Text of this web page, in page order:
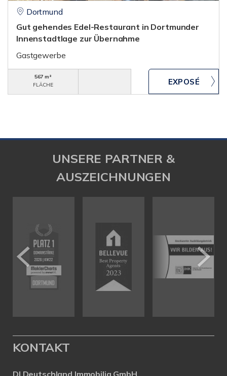
Dortmund
Gut gehendes Edel-Restaurant in Dortmunder
Innenstadtlage zur Übernahme
Gastgewerbe
567 m²
FLÄCHE
UNSERE PARTNER &
AUSZEICHNUNGEN
KONTAKT
DI Deutschland Immobilia GmbH